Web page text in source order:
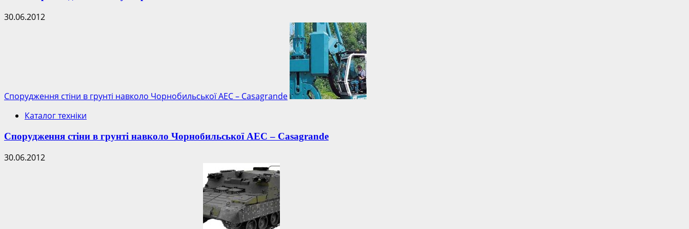
30.06.2012
Спорудження стіни в грунті навколо Чорнобильської АЕС – Casagrande
Каталог техніки
Спорудження стіни в грунті навколо Чорнобильської АЕС – Casagrande
30.06.2012